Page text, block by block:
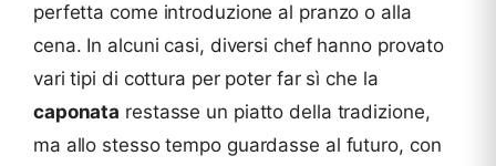
perfetta come introduzione al pranzo o alla
cena. In alcuni casi, diversi chef hanno provato
vari tipi di cottura per poter far sì che la
caponata restasse un piatto della tradizione,
ma allo stesso tempo guardasse al futuro, con